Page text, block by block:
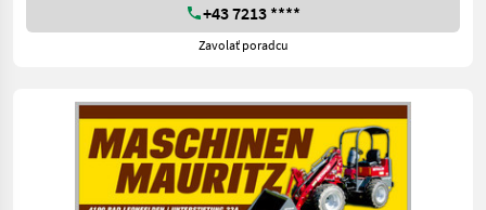
+43 7213 ****
Zavolať poradcu